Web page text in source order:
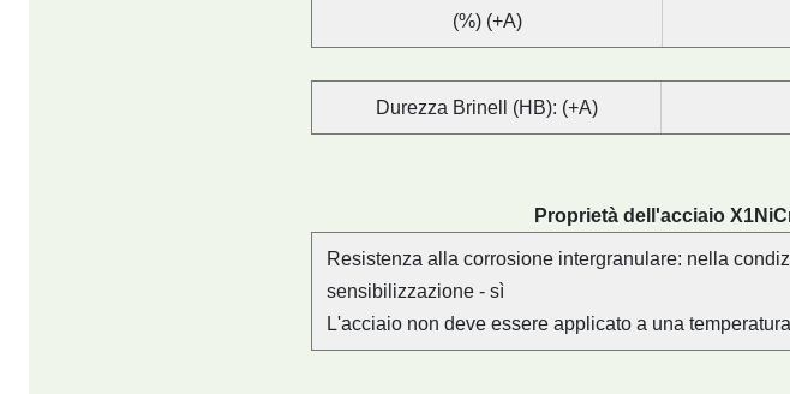
(%) (+A)
Durezza Brinell (HB): (+A)
Proprietà dell'acciaio
Resistenza alla corrosione intergranulare: nella
sensibilizzazione - sì
L'acciaio non deve essere applicato a una